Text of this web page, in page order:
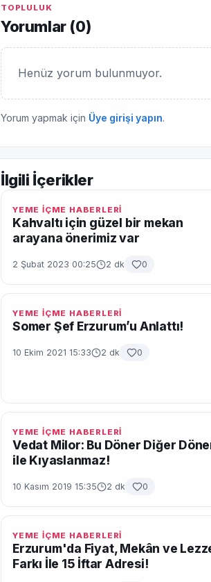
TOPLULUK
Yorumlar (0)
Henüz yorum bulunmuyor.
Yorum yapmak için Üye girişi yapın.
İlgili İçerikler
YEME İÇME HABERLERİ
Kahvaltı için güzel bir mekan
arayana önerimiz var
2 Şubat 2023 00:25 2 dk 0
YEME İÇME HABERLERİ
Somer Şef Erzurum’u Anlattı!
10 Ekim 2021 15:33 2 dk 0
YEME İÇME HABERLERİ
Vedat Milor: Bu Döner Diğer
ile Kıyaslanmaz!
10 Kasım 2019 15:35 2 dk 0
YEME İÇME HABERLERİ
Erzurum'da Fiyat, Mekân ve
Farkı İle 15 İftar Adresi!